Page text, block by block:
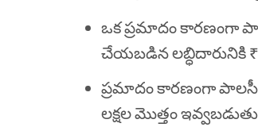
ఒక ప్రమాదం కారణంగా
చేయబడిన లబ్ధిదారునికి
ప్రమాదం కారణంగా
లక్షల మొత్తం